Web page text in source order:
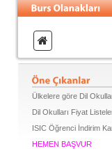
Ülkelere göre Dil
Dil Okulları Fiyat
ISIC Öğrenci İndirim
HEMEN BAŞVUR